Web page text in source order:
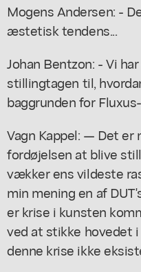
Mogens Andersen: -
æstetisk tendens...
Johan Bentzon: - Vi
stillingtagen til,
baggrunden for
Vagn Kappel: — Det
fordøjelsen at blive
vækker ens vildeste
min mening en af
er krise i kunsten
ved at stikke hovedet
denne krise ikke